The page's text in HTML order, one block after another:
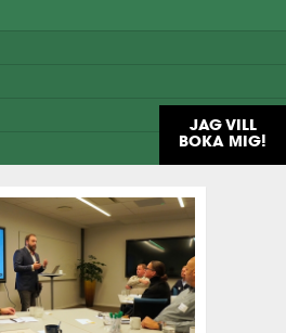
JAG VILL
BOKA MIG!